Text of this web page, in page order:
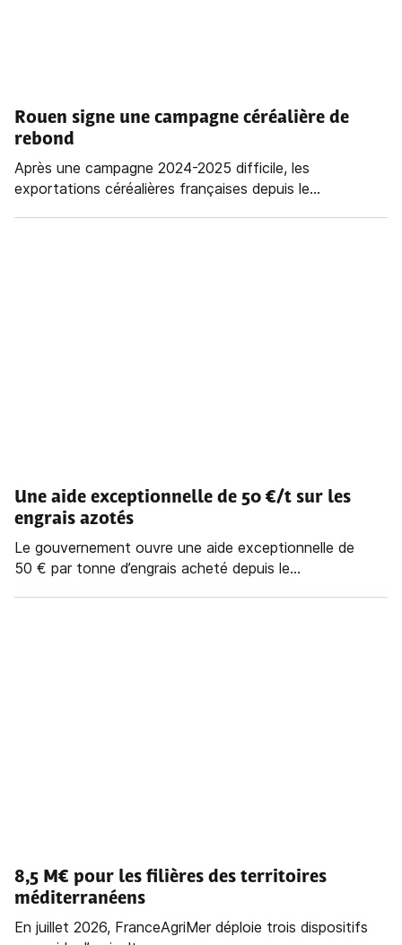
Rouen signe une campagne céréalière de
rebond
Après une campagne 2024-2025 difficile, les
exportations céréalières françaises depuis le...
Une aide exceptionnelle de 50 €/t sur les
engrais azotés
Le gouvernement ouvre une aide exceptionnelle de
50 € par tonne d’engrais acheté depuis le...
8,5 M€ pour les filières des territoires
méditerranéens
En juillet 2026, FranceAgriMer déploie trois dispositifs